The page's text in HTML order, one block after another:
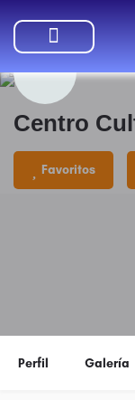
Centro
Favoritos
Perfil Galería